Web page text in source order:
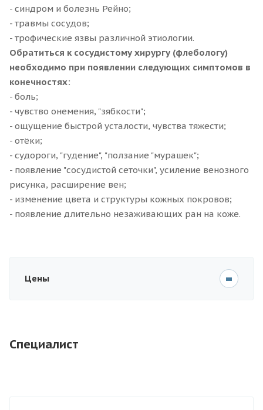
- синдром и болезнь Рейно;
- травмы сосудов;
- трофические язвы различной этиологии.
Обратиться к сосудистому хирургу (флебологу)
необходимо при появлении следующих симптомов в
конечностях:
- боль;
- чувство онемения, "зябкости";
- ощущение быстрой усталости, чувства тяжести;
- отёки;
- судороги, "гудение", "ползание "мурашек";
- появление "сосудистой сеточки", усиление венозного
рисунка, расширение вен;
- изменение цвета и структуры кожных покровов;
- появление длительно незаживающих ран на коже.
Цены
Специалист